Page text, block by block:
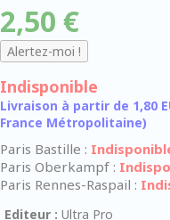
2,50 €
Indisponible
Livraison à partir de 1,80
France Métropolitaine)
Paris Bastille :
Paris Oberkampf :
Paris Rennes-Raspail :
Editeur : Ultra Pro